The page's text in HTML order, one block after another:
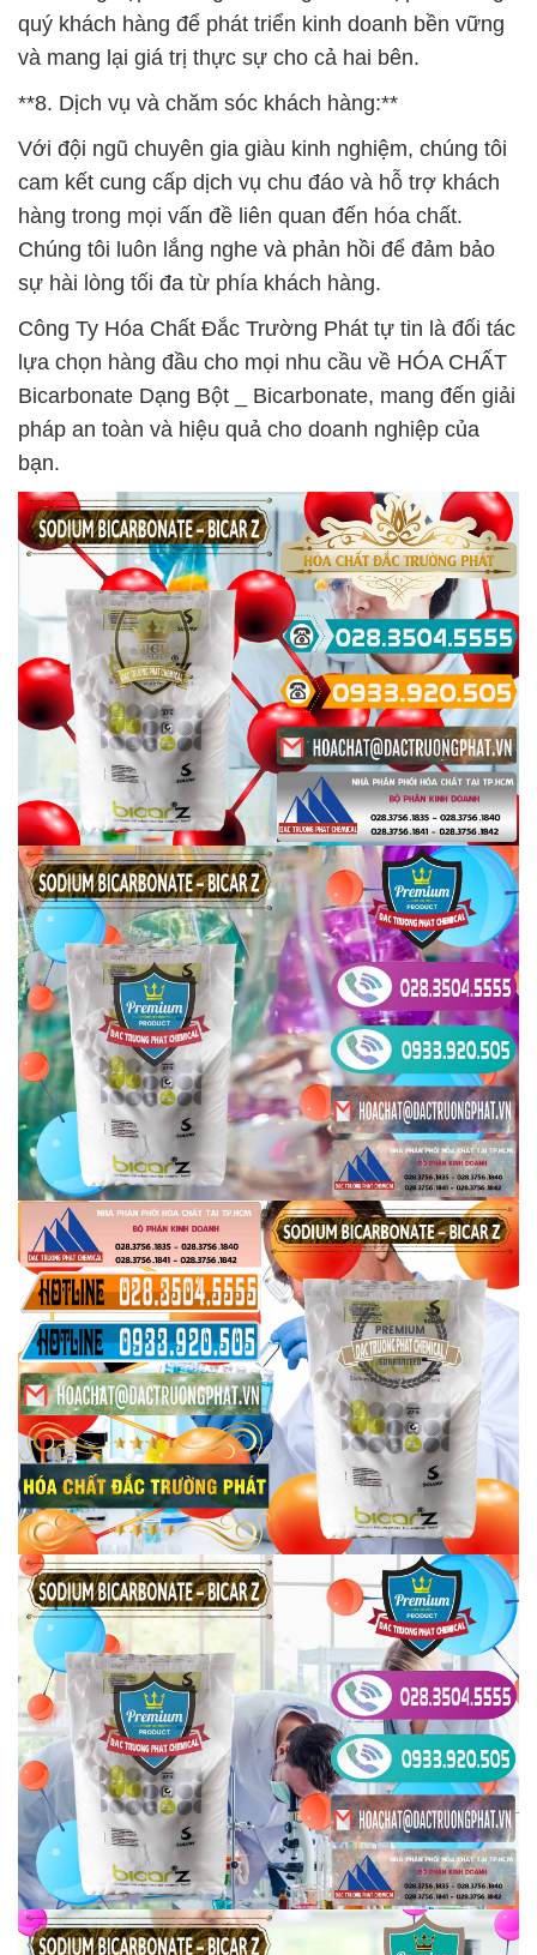
quý khách hàng để phát triển kinh doanh bền vững
và mang lại giá trị thực sự cho cả hai bên.
**8. Dịch vụ và chăm sóc khách hàng:**
Với đội ngũ chuyên gia giàu kinh nghiệm, chúng tôi
cam kết cung cấp dịch vụ chu đáo và hỗ trợ khách
hàng trong mọi vấn đề liên quan đến hóa chất.
Chúng tôi luôn lắng nghe và phản hồi để đảm bảo
sự hài lòng tối đa từ phía khách hàng.
Công Ty Hóa Chất Đắc Trường Phát tự tin là đối tác
lựa chọn hàng đầu cho mọi nhu cầu về HÓA CHẤT
Bicarbonate Dạng Bột _ Bicarbonate, mang đến giải
pháp an toàn và hiệu quả cho doanh nghiệp của
bạn.